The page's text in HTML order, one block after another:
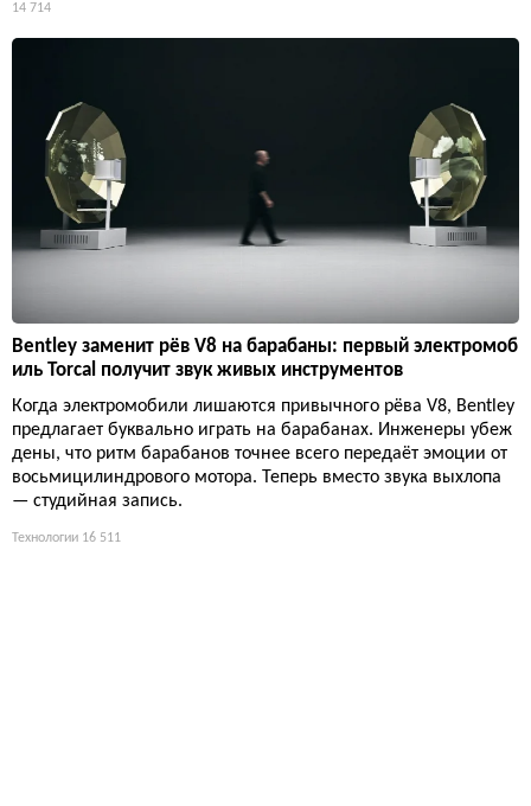
14 714
Bentley заменит рёв V8 на барабаны: первый электромоб
иль Torcal получит звук живых инструментов
Когда электромобили лишаются привычного рёва V8, Bentley
предлагает буквально играть на барабанах. Инженеры убеж
дены, что ритм барабанов точнее всего передаёт эмоции от
восьмицилиндрового мотора. Теперь вместо звука выхлопа
— студийная запись.
Технологии 16 511